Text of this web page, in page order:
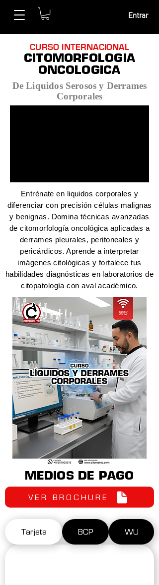
Entrar
CURSO INTERNACIONAL
CITOMORFOLOGIA
ONCOLOGICA
De Liquidos Serosos y Derrames
Corporales
Entrénate en liquidos corporales y
diferenciar con precisión células malignas
y benignas. Domina técnicas avanzadas
de citomorfología oncológica aplicadas a
derrames pleurales, peritoneales y
pericárdicos. Aprende a interpretar
imágenes citológicas y fortalece tus
habilidades diagnósticas en laboratorios de
citopatología con aval académico.
MEDIOS DE PAGO
VER BROCHURE
Tarjeta BCP WU